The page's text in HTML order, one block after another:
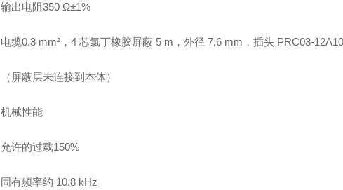
输出电阻350 Ω±1%
电缆0.3 mm²，4 芯氯丁橡胶屏蔽 5 m，外径 7.6 mm，插头 PRC03-
（屏蔽层未连接到本体）
机械性能
允许的过载150%
固有频率约 10.8 kHz